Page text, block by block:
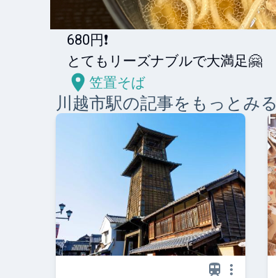
680円❗️
とてもリーズナブルで大満足🤗
笠置そば
川越市駅の記事をもっとみる